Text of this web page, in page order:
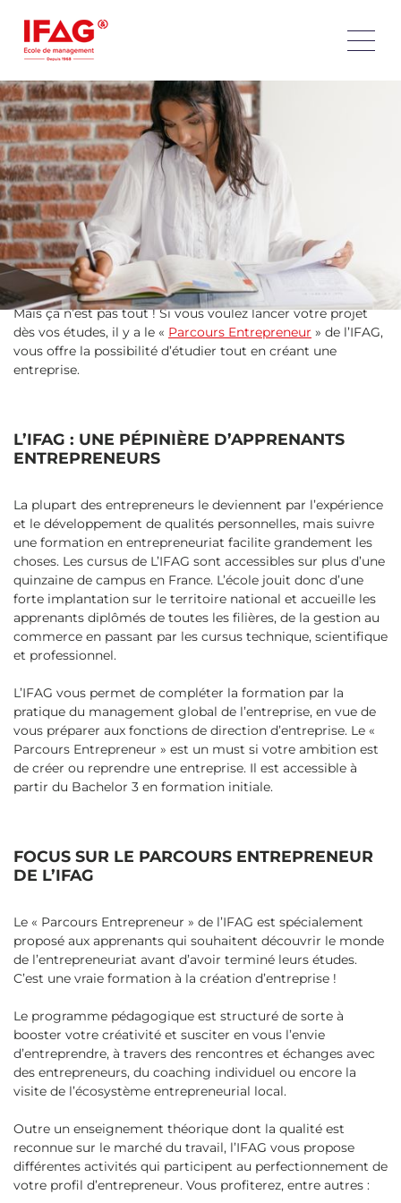
Vous avez un projet ? Rejoignez la formation en création
d’entreprise et entrepreneuriat de l’IFAG et lancez votre
projet dès vos études !
Vous souhaitez créer votre propre entreprise ? Le monde
de l’entrepreneuriat vous passionne et vous voulez vous
lancer dès vos études ? L’IFAG, école de management
présente dans toute la France, vous propose un parcours de
formation en création d’entreprise et en entrepreneuriat.
Avec notre parcours d’études composé d’unBTS MCO
d’unBachelor managementet d’un
MBA Manager
Stratégique (Bac+5)
, vous disposerez des compétences
indispensables pour vivre votre rêve.
Mais ça n’est pas tout ! Si vous voulez lancer votre projet
dès vos études, il y a le « Parcours Entrepreneur » de l’IFAG,
vous offre la possibilité d’étudier tout en créant une
entreprise.
L’IFAG : UNE PÉPINIÈRE D’APPRENANTS
ENTREPRENEURS
La plupart des entrepreneurs le deviennent par l’expérience
et le développement de qualités personnelles, mais suivre
une formation en entrepreneuriat facilite grandement les
choses. Les cursus de L’IFAG sont accessibles sur plus d’une
quinzaine de campus en France. L’école jouit donc d’une
forte implantation sur le territoire national et accueille les
apprenants diplômés de toutes les filières, de la gestion au
commerce en passant par les cursus technique, scientifique
et professionnel.
L’IFAG vous permet de compléter la formation par la
pratique du management global de l’entreprise, en vue de
vous préparer aux fonctions de direction d’entreprise. Le «
Parcours Entrepreneur » est un must si votre ambition est
de créer ou reprendre une entreprise. Il est accessible à
partir du Bachelor 3 en formation initiale.
FOCUS SUR LE PARCOURS ENTREPRENEUR
DE L’IFAG
Le « Parcours Entrepreneur » de l’IFAG est spécialement
proposé aux apprenants qui souhaitent découvrir le monde
de l’entrepreneuriat avant d’avoir terminé leurs études.
C’est une vraie formation à la création d’entreprise !
Le programme pédagogique est structuré de sorte à
booster votre créativité et susciter en vous l’envie
d’entreprendre, à travers des rencontres et échanges avec
des entrepreneurs, du coaching individuel ou encore la
visite de l’écosystème entrepreneurial local.
Outre un enseignement théorique dont la qualité est
reconnue sur le marché du travail, l’IFAG vous propose
différentes activités qui participent au perfectionnement de
votre profil d’entrepreneur. Vous profiterez, entre autres :